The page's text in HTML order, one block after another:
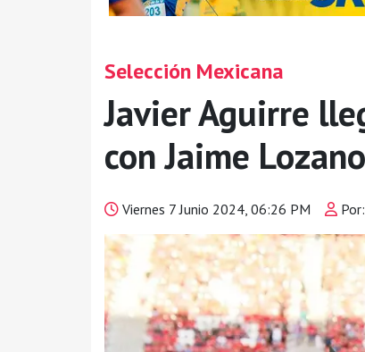
Selección Mexicana
Javier Aguirre
con Jaime
Viernes 7 Junio 2024, 06:26 PM